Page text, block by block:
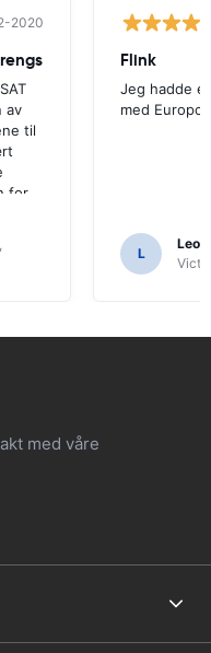
2020
av
til
for
Flink
Jeg hadde
med
L
med våre